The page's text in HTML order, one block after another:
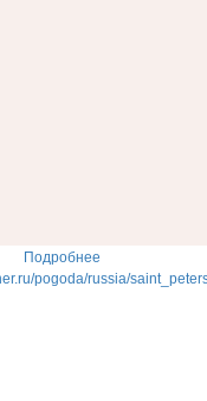
Подробнее
pogoda/russia/